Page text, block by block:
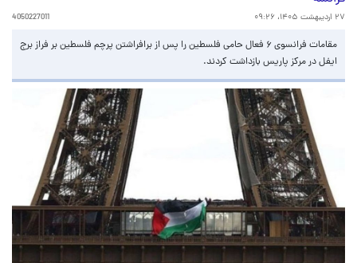
۲۷ اردیبهشت ۱۴۰۵، ۰۹:۲۶ 4050227011
مقامات فرانسوی ۶ فعال حامی فلسطین را پس از برافراشتن پرچم فلسطین بر فراز برج
ایفل در مرکز پاریس بازداشت کردند.